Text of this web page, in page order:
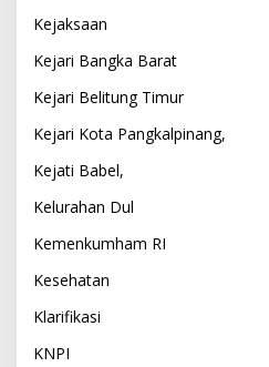
Kejaksaan
Kejari Bangka Barat
Kejari Belitung Timur
Kejari Kota Pangkalpinang,
Kejati Babel,
Kelurahan Dul
Kemenkumham RI
Kesehatan
Klarifikasi
KNPI